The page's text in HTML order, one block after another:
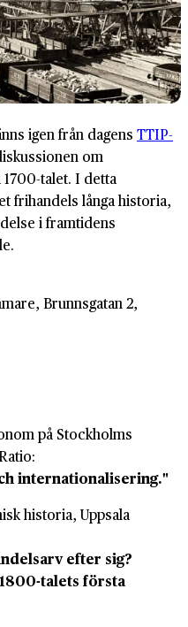
igen från dagens TTIP-
om
1700-talet. I detta
frihandels långa historia,
i framtidens
Brunnsgatan 2,
på Stockholms
internationalisering."
historia, Uppsala
efter sig?
talets första